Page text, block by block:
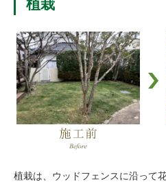
植栽
植栽は、ウッドフェンスに沿って